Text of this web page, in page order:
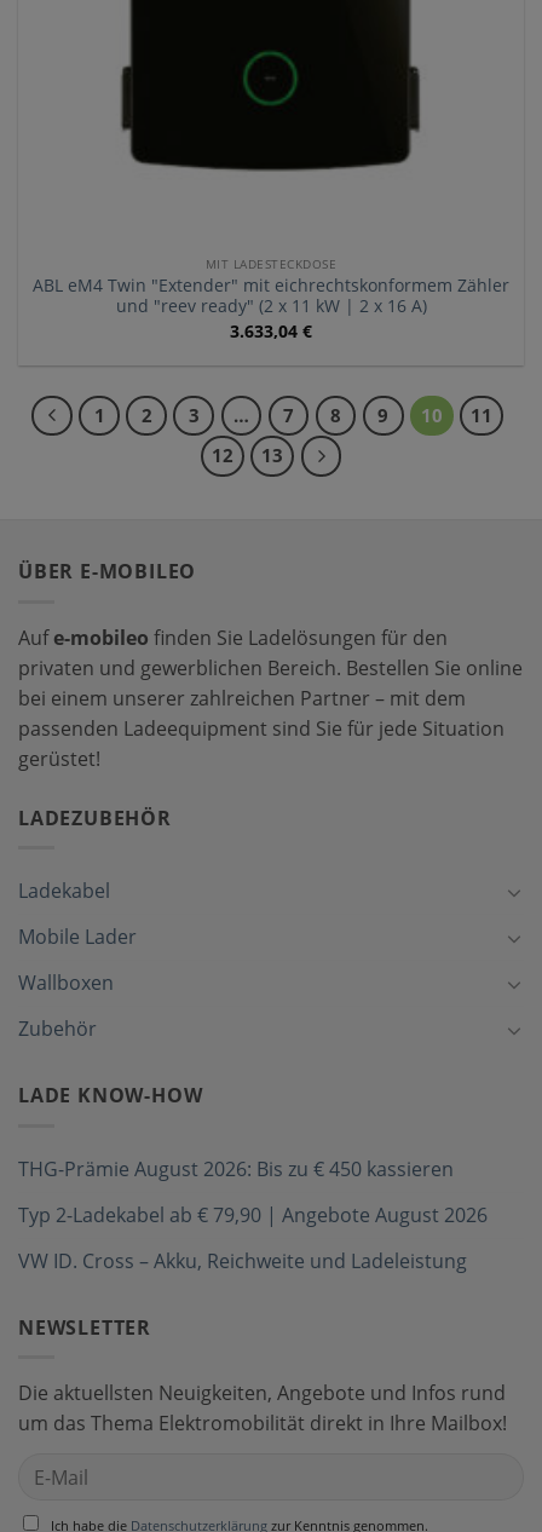
MIT LADESTECKDOSE
ABL eM4 Twin "Extender" mit eichrechtskonformem Zähler
und "reev ready" (2 x 11 kW | 2 x 16 A)
3.633,04 €
1 2 3 … 7 8 9 10
11
12
13
ÜBER E-MOBILEO
Aufe-mobileo finden Sie Ladelösungen für den
privaten und gewerblichen Bereich. Bestellen Sie online
bei einem unserer zahlreichen Partner – mit dem
passenden Ladeequipment sind Sie für jede Situation
gerüstet!
LADEZUBEHÖR
Ladekabel
Mobile Lader
Wallboxen
Zubehör
LADE KNOW-HOW
THG-Prämie August 2026: Bis zu € 450 kassieren
Typ 2-Ladekabel ab € 79,90 | Angebote August 2026
VW ID. Cross – Akku, Reichweite und Ladeleistung
NEWSLETTER
Die aktuellsten Neuigkeiten, Angebote und Infos rund
um das Thema Elektromobilität direkt in Ihre Mailbox!
Ich habe die Datenschutzerklärungzur Kenntnis genommen.